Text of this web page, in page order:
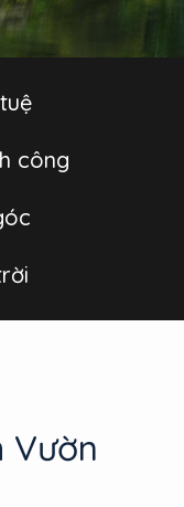
công
Vườn